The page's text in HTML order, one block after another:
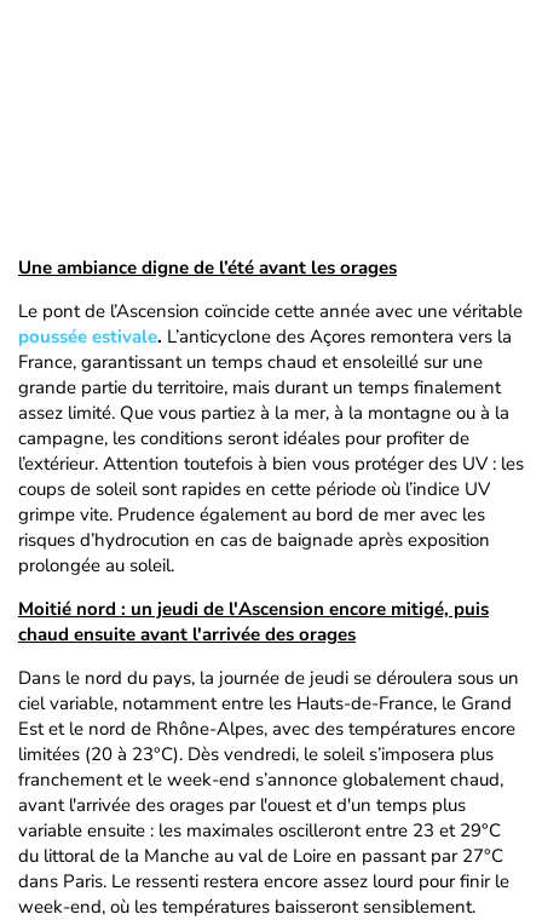
Une ambiance digne de l’été avant les orages
Le pont de l’Ascension coïncide cette année avec une véritable
poussée estivale. L’anticyclone des Açores remontera vers la
France, garantissant un temps chaud et ensoleillé sur une
grande partie du territoire, mais durant un temps finalement
assez limité. Que vous partiez à la mer, à la montagne ou à la
campagne, les conditions seront idéales pour profiter de
l’extérieur. Attention toutefois à bien vous protéger des UV : les
coups de soleil sont rapides en cette période où l’indice UV
grimpe vite. Prudence également au bord de mer avec les
risques d’hydrocution en cas de baignade après exposition
prolongée au soleil.
Moitié nord : un jeudi de l'Ascension encore mitigé, puis
chaud ensuite avant l'arrivée des orages
Dans le nord du pays, la journée de jeudi se déroulera sous un
ciel variable, notamment entre les Hauts-de-France, le Grand
Est et le nord de Rhône-Alpes, avec des températures encore
limitées (20 à 23°C). Dès vendredi, le soleil s’imposera plus
franchement et le week-end s’annonce globalement chaud,
avant l'arrivée des orages par l'ouest et d'un temps plus
variable ensuite : les maximales oscilleront entre 23 et 29°C
du littoral de la Manche au val de Loire en passant par 27°C
dans Paris. Le ressenti restera encore assez lourd pour finir le
week-end, où les températures baisseront sensiblement.